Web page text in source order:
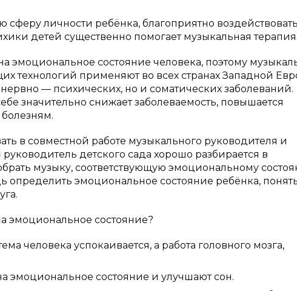
личности ребёнка, благоприятно
детей существенно помогает музыкальная терапия.
эмоциональное состояние человека, поэтому
технологий применяют во всех странах Западной
— психических, но и соматических заболеваний.
значительно снижает заболеваемость, повышается
в совместной работе музыкального руководителя и
детского сада хорошо разбирается в
музыку, соответствующую эмоциональному
определить эмоциональное состояние ребёнка,
эмоциональное состояние?
человека успокаивается, а работа головного мозга,
эмоциональное состояние и улучшают сон.